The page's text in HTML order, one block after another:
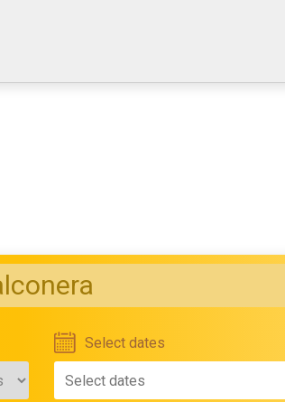
Select dates